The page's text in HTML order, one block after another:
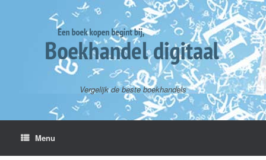
Vergelijk de beste boekhandels
Menu